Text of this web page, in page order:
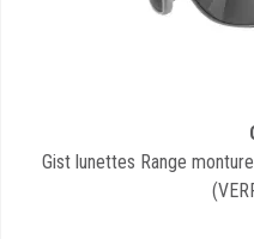
Gist lunettes Range